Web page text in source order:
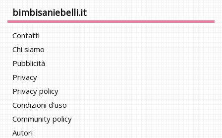
bimbisaniebelli.it
Contatti
Chi siamo
Pubblicità
Privacy
Privacy policy
Condizioni d'uso
Community policy
Autori